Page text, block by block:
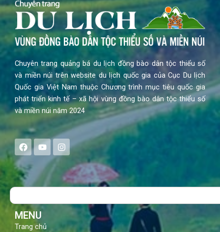
Chuyên trang quảng bá du lịch đồng bào dân tộc thiểu số
và miền núi trên website du lịch quốc gia của Cục Du lịch
Quốc gia Việt Nam thuộc Chương trình mục tiêu quốc gia
phát triển kinh tế – xã hội vùng đồng bào dân tộc thiểu số
và miền núi năm 2024
F
a
e
b
o
Y
o
t
u
b
I
n
s
a
g
Search
MENU
Trang chủ